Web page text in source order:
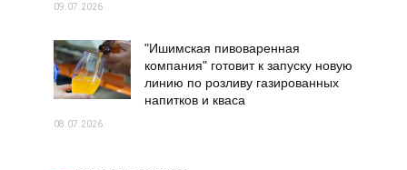
09.07.2026
"Ишимская пивоваренная
компания" готовит к запуску новую
линию по розливу газированных
напитков и кваса
08.07.2026